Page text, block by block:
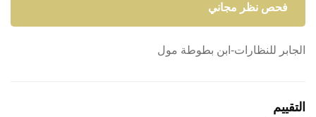
فحص نظر مجاني
الجابر للنظارات-ابن بطوطة مول
التقييم